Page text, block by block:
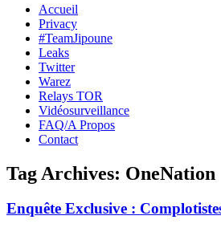
Skip
content
Accueil
Privacy
#TeamJipoune
Leaks
Twitter
Warez
Relays TOR
Vidéosurveillance
FAQ/A Propos
Contact
Tag Archives: OneNation
Enquête Exclusive :